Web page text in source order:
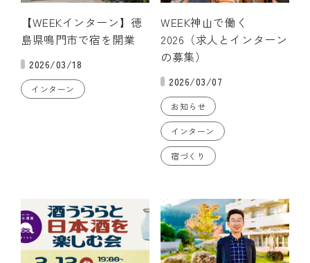
【WEEKインターン】徳
島県鳴門市で宿を開業
2026/03/18
インターン
WEEK神山で働く
2026（求人とインターン
の募集）
2026/03/07
お知らせ
インターン
宿づくり